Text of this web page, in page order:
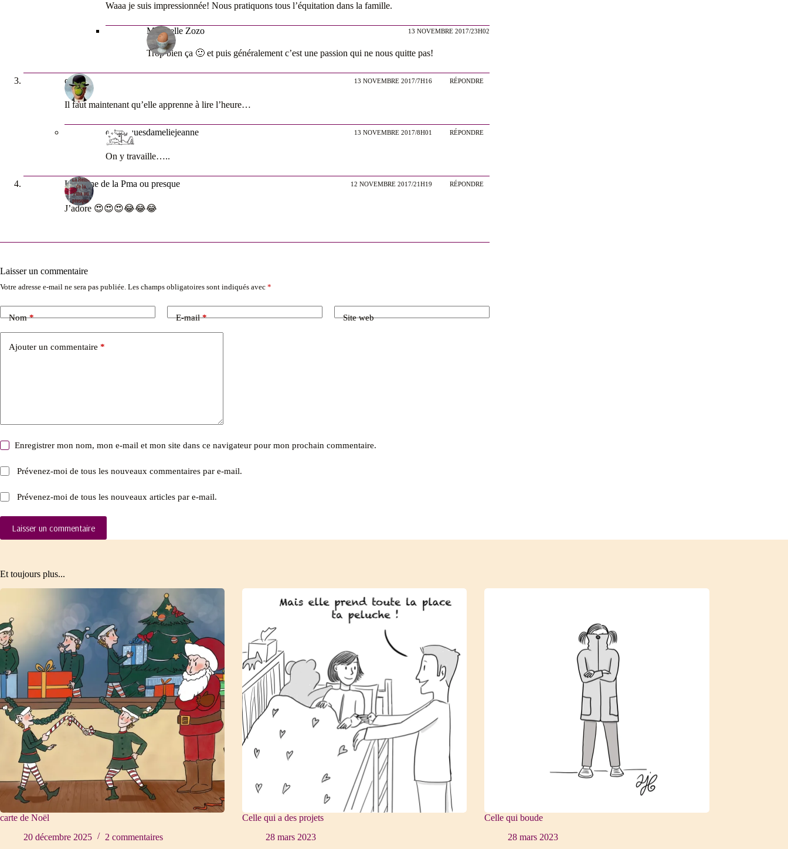
Waaa je suis impressionnée! Nous pratiquons tous l’équitation dans la famille.
Mamzelle Zozo 13 NOVEMBRE 2017/23H02
Trop bien ça 🙂 et puis généralement c’est une passion qui ne nous quitte pas!
oth67 13 NOVEMBRE 2017/7H16 RÉPONDRE
Il faut maintenant qu’elle apprenne à lire l’heure…
chroniquesdameliejeanne 13 NOVEMBRE 2017/8H01 RÉPONDRE
On y travaille…..
La Reine de la Pma ou presque 12 NOVEMBRE 2017/21H19 RÉPONDRE
J’adore 😍😍😍😂😂😂
Laisser un commentaire
Votre adresse e-mail ne sera pas publiée. Les champs obligatoires sont indiqués avec *
Nom* E-mail* Site web
Ajouter un commentaire *
Enregistrer mon nom, mon e-mail et mon site dans ce navigateur pour mon prochain commentaire.
Prévenez-moi de tous les nouveaux commentaires par e-mail.
Prévenez-moi de tous les nouveaux articles par e-mail.
Laisser un commentaire
Et toujours plus...
carte de Noël
20 décembre 2025
2 commentaires
Celle qui a des projets
28 mars 2023
Celle qui boude
28 mars 2023